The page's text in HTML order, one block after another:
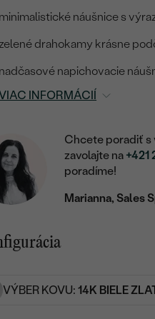
minimalistické náušnice s
zelené drahokamy krásne
nadčasové napichovacie
INFORMÁCIÍ
Chcete poradiť s
zavolajte na +421
poradíme!
Marianna, Sales
VÝBER KOVU: 14K BIELE